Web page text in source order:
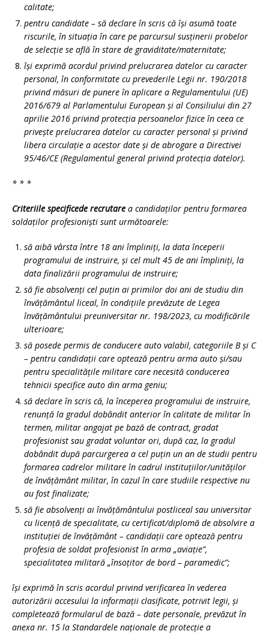
calitate;
pentru candidate – să declare în scris că își asumă toate
riscurile, în situația în care pe parcursul susținerii probelor
de selecție se află în stare de graviditate/maternitate;
își exprimă acordul privind prelucrarea datelor cu caracter
personal, în conformitate cu prevederile Legii nr. 190/2018
privind măsuri de punere în aplicare a Regulamentului (UE)
2016/679 al Parlamentului European și al Consiliului din 27
aprilie 2016 privind protecția persoanelor fizice în ceea ce
privește prelucrarea datelor cu caracter personal și privind
libera circulație a acestor date și de abrogare a Directivei
95/46/CE (Regulamentul general privind protecția datelor).
* * *
Criteriile specificede recrutare a candidaților pentru formarea
soldaților profesioniști sunt următoarele:
să aibă vârsta între 18 ani împliniți, la data începerii
programului de instruire, și cel mult 45 de ani împliniți, la
data finalizării programului de instruire;
să fie absolvenți cel puțin ai primilor doi ani de studiu din
învățământul liceal, în condițiile prevăzute de Legea
învățământului preuniversitar nr. 198/2023, cu modificările
ulterioare;
să posede permis de conducere auto valabil, categoriile B și C
– pentru candidații care optează pentru arma auto și/sau
pentru specialitățile militare care necesită conducerea
tehnicii specifice auto din arma geniu;
să declare în scris că, la începerea programului de instruire,
renunță la gradul dobândit anterior în calitate de militar în
termen, militar angajat pe bază de contract, gradat
profesionist sau gradat voluntar ori, după caz, la gradul
dobândit după parcurgerea a cel puțin un an de studii pentru
formarea cadrelor militare în cadrul instituțiilor/unităților
de învățământ militar, în cazul în care studiile respective nu
au fost finalizate;
să fie absolvenți ai învățământului postliceal sau universitar
cu licență de specialitate, cu certificat/diplomă de absolvire a
instituției de învățământ – candidații care optează pentru
profesia de soldat profesionist în arma „aviație”,
specialitatea militară „însoțitor de bord – paramedic”;
își exprimă în scris acordul privind verificarea în vederea
autorizării accesului la informații clasificate, potrivit legii, și
completează formularul de bază – date personale, prevăzut în
anexa nr. 15 la Standardele naționale de protecție a